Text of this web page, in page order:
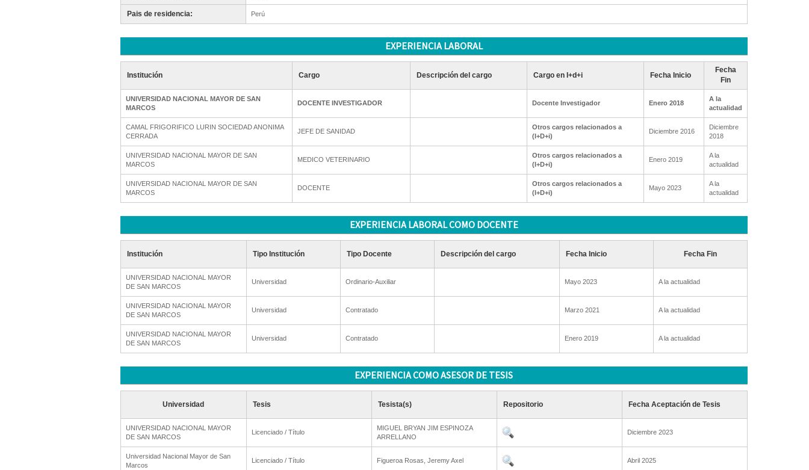
Pais de residencia: Perú
EXPERIENCIA LABORAL
Institución Cargo Descripción del cargo Cargo en I+d+i Fecha Inicio
Fecha
Fin
UNIVERSIDAD NACIONAL MAYOR DE SAN
MARCOS
DOCENTE INVESTIGADOR Docente Investigador Enero 2018
A la
actualidad
CAMAL FRIGORIFICO LURIN SOCIEDAD ANONIMA
CERRADA
JEFE DE SANIDAD
Otros cargos relacionados a
(I+D+i)
Diciembre 2016
Diciembre
2018
UNIVERSIDAD NACIONAL MAYOR DE SAN
MARCOS
MEDICO VETERINARIO
Otros cargos relacionados a
(I+D+i)
Enero 2019
A la
actualidad
UNIVERSIDAD NACIONAL MAYOR DE SAN
MARCOS
DOCENTE
Otros cargos relacionados a
(I+D+i)
Mayo 2023
A la
actualidad
EXPERIENCIA LABORAL COMO DOCENTE
Institución Tipo Institución Tipo Docente Descripción del cargo Fecha Inicio Fecha Fin
UNIVERSIDAD NACIONAL MAYOR
DE SAN MARCOS
Universidad Ordinario-Auxiliar Mayo 2023 A la actualidad
UNIVERSIDAD NACIONAL MAYOR
DE SAN MARCOS
Universidad Contratado Marzo 2021 A la actualidad
UNIVERSIDAD NACIONAL MAYOR
DE SAN MARCOS
Universidad Contratado Enero 2019 A la actualidad
EXPERIENCIA COMO ASESOR DE TESIS
Universidad Tesis Tesista(s) Repositorio Fecha Aceptación de Tesis
UNIVERSIDAD NACIONAL MAYOR
DE SAN MARCOS
Licenciado / Título
MIGUEL BRYAN JIM ESPINOZA
ARRELLANO
Diciembre 2023
Universidad Nacional Mayor de San
Marcos
Licenciado / Título Figueroa Rosas, Jeremy Axel Abril 2025